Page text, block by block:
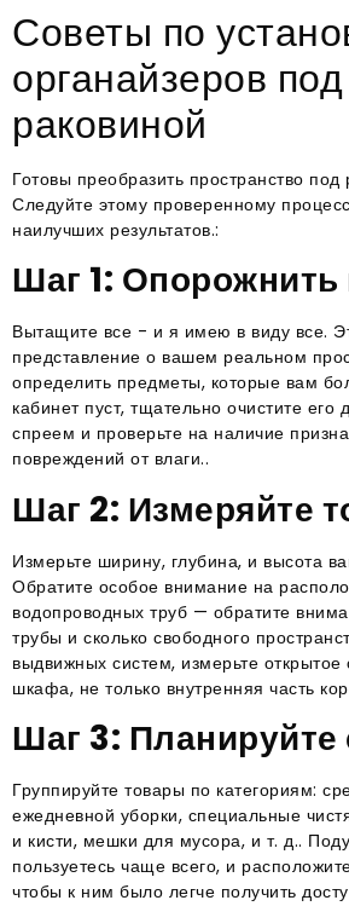
Советы по
органайзеров под
раковиной
Готовы преобразить пространство под
Следуйте этому проверенному
наилучших результатов.:
Шаг 1: Опорожнить
Вытащите все - и я имею в виду все.
представление о вашем реальном
определить предметы, которые вам
кабинет пуст, тщательно очистите
спреем и проверьте на наличие
повреждений от влаги..
Шаг 2: Измеряйте
Измерьте ширину, глубина, и высота
Обратите особое внимание на
водопроводных труб — обратите
трубы и сколько свободного
выдвижных систем, измерьте
шкафа, не только внутренняя часть
Шаг 3:
Группируйте товары по категориям:
ежедневной уборки, специальные
и кисти, мешки для мусора, и т. д..
пользуетесь чаще всего, и
чтобы к ним было легче получить